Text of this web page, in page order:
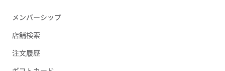
メンバーシップ
店舗検索
注文履歴